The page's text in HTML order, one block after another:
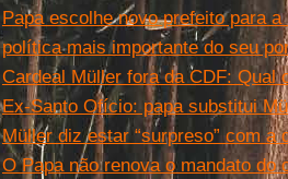
Papa escolhe novo prefeito para
política mais importante do seu
Cardeal Müller fora da CDF: Qual
Ex-Santo Ofício: papa substitui
Müller diz estar “surpreso” com a
O Papa não renova o mandato do